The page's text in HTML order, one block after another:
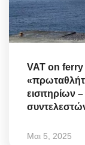
VAT on
εισιτηρίων
Μαι 5, 2025